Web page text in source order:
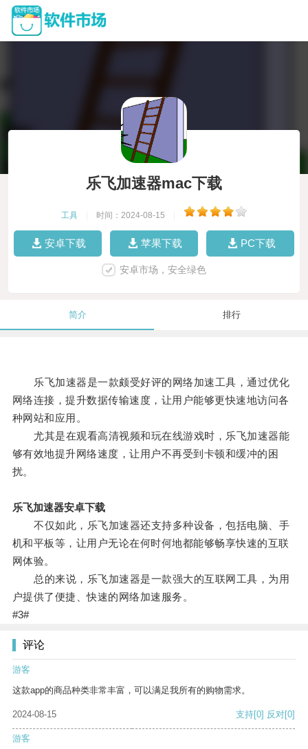
乐飞加速器mac下载
工具 时间：2024-08-15
安卓下载 苹果下载 PC下载
安卓市场，安全绿色
简介 排行
乐飞加速器是一款颇受好评的网络加速工具，通过优化
网络连接，提升数据传输速度，让用户能够更快速地访问各
种网站和应用。
尤其是在观看高清视频和玩在线游戏时，乐飞加速器能
够有效地提升网络速度，让用户不再受到卡顿和缓冲的困
扰。
乐飞加速器安卓下载
不仅如此，乐飞加速器还支持多种设备，包括电脑、手
机和平板等，让用户无论在何时何地都能够畅享快速的互联
网体验。
总的来说，乐飞加速器是一款强大的互联网工具，为用
户提供了便捷、快速的网络加速服务。
#3#
评论
游客
这款app的商品种类非常丰富，可以满足我所有的购物需求。
2024-08-15 支持[0] 反对[0]
游客